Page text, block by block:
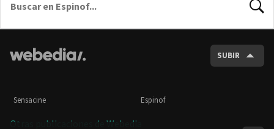
SUBIR
Sensacine Espinof
Otras publicaciones de Webedia